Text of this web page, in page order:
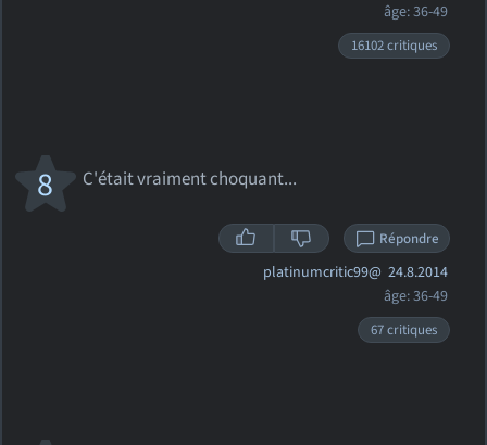
âge: 36-49
16102 critiques
C'était vraiment choquant...
8
Répondre
platinumcritic99@ 24.8.2014
âge: 36-49
67 critiques